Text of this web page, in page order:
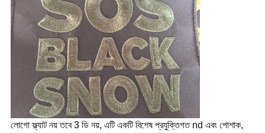
লোগো ফ্ল্যাট নয় তবে 3 ডি নয়, এটি একটি বিশেষ প্রযুক্তিগত nd এবং পোশাক,